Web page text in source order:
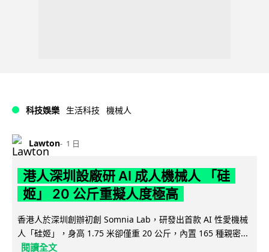
科技娛樂 生活科技 機械人
Lawton 1 日
港人深圳設廠研 AI 成人機械人 「硅
姬」 20 公斤重擬人度極高
香港人於深圳創辦初創 Somnia Lab，研發出首款 AI 性愛機械
人「硅姬」，身高 1.75 米卻僅重 20 公斤，內置 165 種親密...
閱讀全文